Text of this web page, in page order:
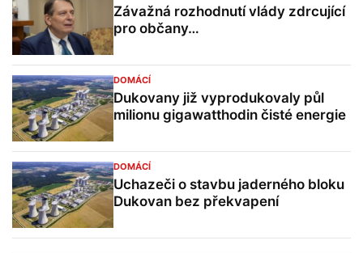
Závažná rozhodnutí vlády zdrcující
pro občany…
DOMÁCÍ
Dukovany již vyprodukovaly půl
milionu gigawatthodin čisté energie
DOMÁCÍ
Uchazeči o stavbu jaderného bloku
Dukovan bez překvapení